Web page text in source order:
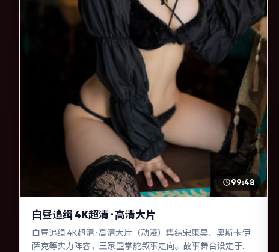
99:48
白昼追缉 4K超清 · 高清大片
白昼追缉 4K超清 · 高清大片（动漫）集结宋康昊、奥斯卡·伊
萨克等实力阵容，王家卫掌舵叙事走向。故事舞台设定于日